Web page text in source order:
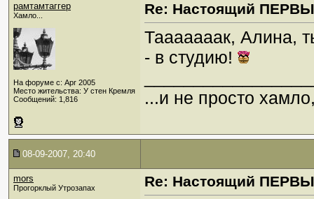
рамтамтаггер
Хамло...
На форуме с: Apr 2005
Место жительства: У стен Кремля
Сообщений: 1,816
Re: Настоящий
Тааааааак, Алина,
- в студию!
...и не просто
08-09-2007, 20:40
mors
Прогорклый Утрозапах Re: Настоящий